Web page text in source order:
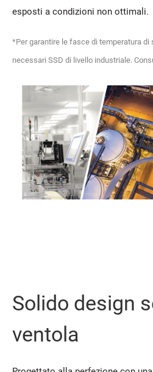
esposti a condizioni non ottimali.
*Per garantire le fasce di temperatura di
necessari SSD di livello industriale.
Solido design
ventola